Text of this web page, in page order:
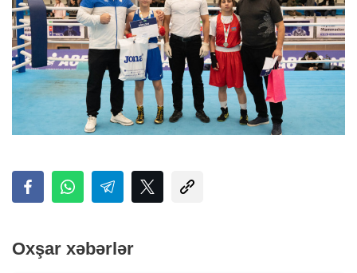
Oxşar xəbərlər